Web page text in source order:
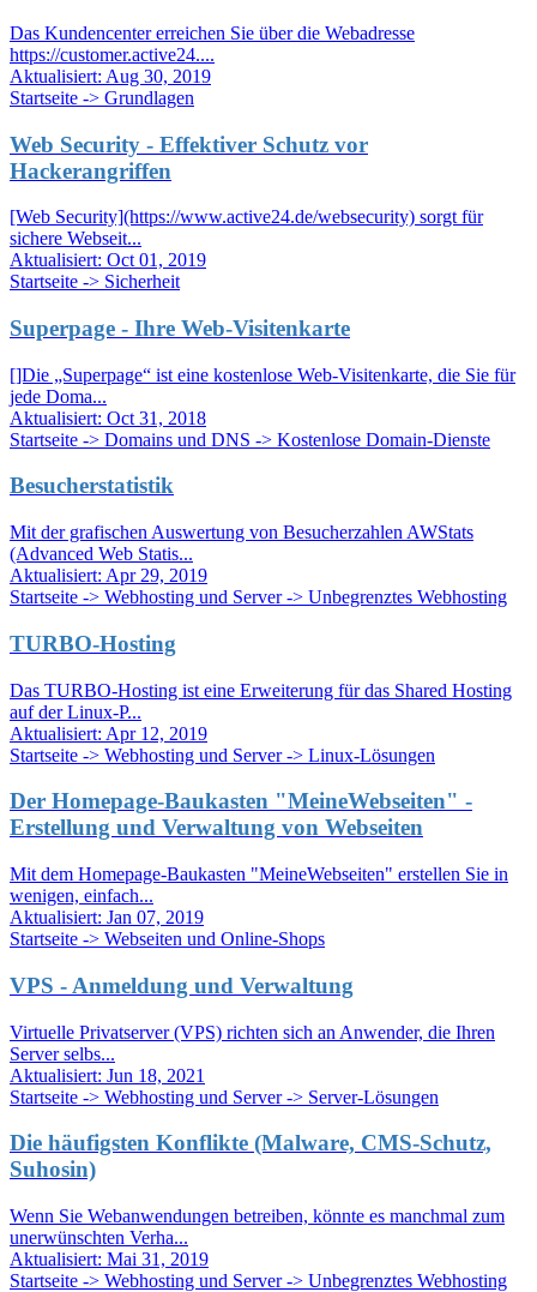
Das Kundencenter erreichen Sie über die Webadresse
https://customer.active24....
Aktualisiert: Aug 30, 2019
Startseite -> Grundlagen
Web Security - Effektiver Schutz vor
Hackerangriffen
[Web Security](https://www.active24.de/websecurity) sorgt für
sichere Webseit...
Aktualisiert: Oct 01, 2019
Startseite -> Sicherheit
Superpage - Ihre Web-Visitenkarte
[]Die „Superpage“ ist eine kostenlose Web-Visitenkarte, die Sie für
jede Doma...
Aktualisiert: Oct 31, 2018
Startseite -> Domains und DNS -> Kostenlose Domain-Dienste
Besucherstatistik
Mit der grafischen Auswertung von Besucherzahlen AWStats
(Advanced Web Statis...
Aktualisiert: Apr 29, 2019
Startseite -> Webhosting und Server -> Unbegrenztes Webhosting
TURBO-Hosting
Das TURBO-Hosting ist eine Erweiterung für das Shared Hosting
auf der Linux-P...
Aktualisiert: Apr 12, 2019
Startseite -> Webhosting und Server -> Linux-Lösungen
Der Homepage-Baukasten "MeineWebseiten" -
Erstellung und Verwaltung von Webseiten
Mit dem Homepage-Baukasten "MeineWebseiten" erstellen Sie in
wenigen, einfach...
Aktualisiert: Jan 07, 2019
Startseite -> Webseiten und Online-Shops
VPS - Anmeldung und Verwaltung
Virtuelle Privatserver (VPS) richten sich an Anwender, die Ihren
Server selbs...
Aktualisiert: Jun 18, 2021
Startseite -> Webhosting und Server -> Server-Lösungen
Die häufigsten Konflikte (Malware, CMS-Schutz,
Suhosin)
Wenn Sie Webanwendungen betreiben, könnte es manchmal zum
unerwünschten Verha...
Aktualisiert: Mai 31, 2019
Startseite -> Webhosting und Server -> Unbegrenztes Webhosting